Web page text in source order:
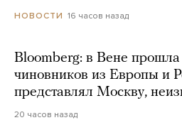
НОВОСТИ 16 часов назад
Bloomberg: в Вене
чиновников из Европы и
представлял Москву,
20 часов назад